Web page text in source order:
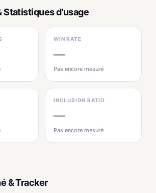
Statistiques d'usage
WIN RATE
—
Pas encore mesuré
INCLUSION RATIO
—
Pas encore mesuré
& Tracker